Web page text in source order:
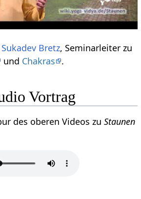
Sukadev Bretz, Seminarleiter zu
und Chakras .
Vortrag
des oberen Videos zuStaunen